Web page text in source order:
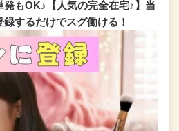
もOK♪【人気の完全在宅♪】当
するだけでスグ働ける！